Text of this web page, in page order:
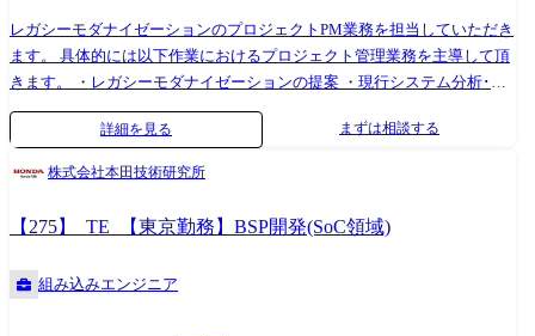
レガシーモダナイゼーションのプロジェクトPM業務を担当していただき
ます。 具体的には以下作業におけるプロジェクト管理業務を主導して頂
きます。 ・レガシーモダナイゼーションの提案 ・現行システム分析･評
価 ・モダナイゼーション方式の検討 ・TOBEアーキテクチャモデル策定
・システムの開発・テスト(上記方式に従った開発、現行システムとの比
較等) ・プロジェクト全体推進(コスト、スケジュール、リソース、課
業、等々多岐にわたる大手企業がクライアントです。 大手飲料メーカ
ー、大手通信キャリア、大手自動車会社、大手電力会社、大手保険会
社、大手信託銀行、大手航空会社、大手家電メーカー等
詳細を見る まずは相談する
株式会社本田技術研究所
【275】_TE_【東京勤務】BSP開発(SoC領域)
組み込みエンジニア